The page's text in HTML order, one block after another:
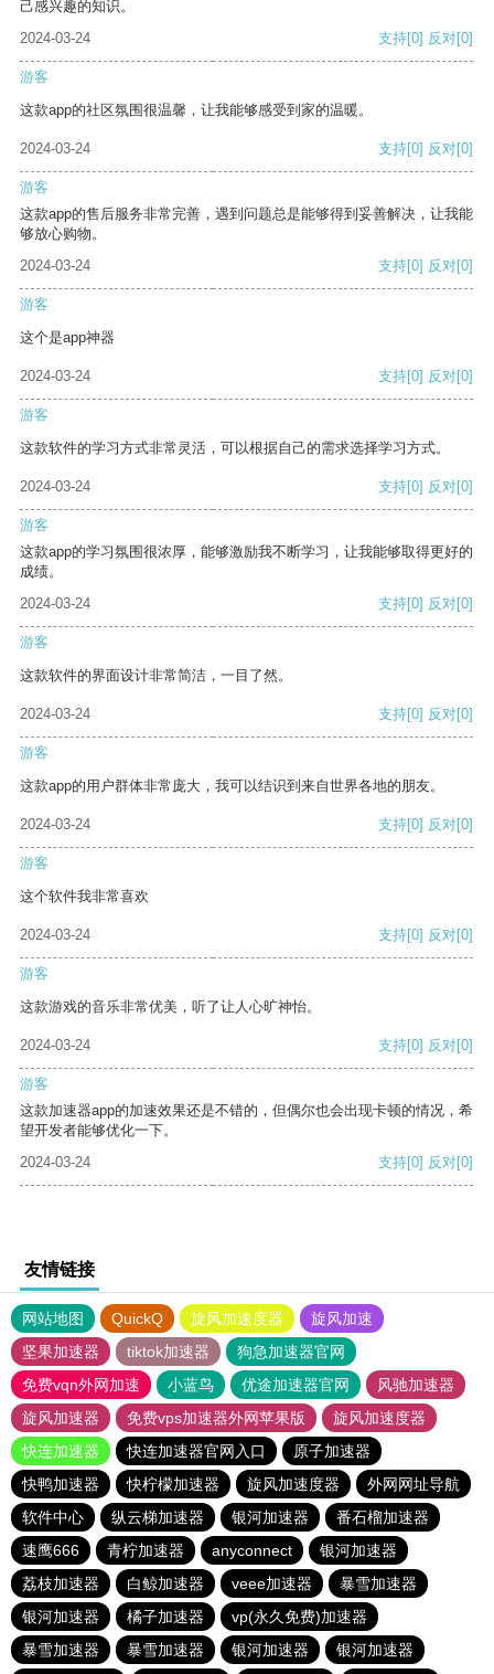
己感兴趣的知识。
2024-03-24
支持[0] 反对[0]
游客
这款app的社区氛围很温馨，让我能够感受到家的温暖。
2024-03-24 支持[0] 反对[0]
游客
这款app的售后服务非常完善，遇到问题总是能够得到妥善解决，让我能
够放心购物。
2024-03-24
支持[0] 反对[0]
游客
这个是app神器
2024-03-24 支持[0] 反对[0]
游客
这款软件的学习方式非常灵活，可以根据自己的需求选择学习方式。
2024-03-24 支持[0] 反对[0]
游客
这款app的学习氛围很浓厚，能够激励我不断学习，让我能够取得更好的
成绩。
2024-03-24
支持[0] 反对[0]
游客
这款软件的界面设计非常简洁，一目了然。
2024-03-24 支持[0] 反对[0]
游客
这款app的用户群体非常庞大，我可以结识到来自世界各地的朋友。
2024-03-24 支持[0] 反对[0]
游客
这个软件我非常喜欢
2024-03-24 支持[0] 反对[0]
游客
这款游戏的音乐非常优美，听了让人心旷神怡。
2024-03-24 支持[0] 反对[0]
游客
这款加速器app的加速效果还是不错的，但偶尔也会出现卡顿的情况，希
望开发者能够优化一下。
2024-03-24
支持[0] 反对[0]
友情链接
网站地图 QuickQ 旋风加速度器
旋风加速
坚果加速器
tiktok加速器
狗急加速器官网
免费vqn外网加速
小蓝鸟 优途加速器官网
风驰加速器
旋风加速器
免费vps加速器外网苹果版
旋风加速度器
快连加速器
快连加速器官网入口
原子加速器
快鸭加速器
快柠檬加速器 旋风加速度器
外网网址导航
软件中心
纵云梯加速器 银河加速器
番石榴加速器
速鹰666
青柠加速器 anyconnect
银河加速器
荔枝加速器
白鲸加速器 veee加速器
暴雪加速器
银河加速器
橘子加速器
vp(永久免费)加速器
暴雪加速器
暴雪加速器 银河加速器 银河加速器